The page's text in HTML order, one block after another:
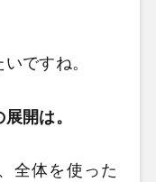
ですね。
開は。
全体を使った